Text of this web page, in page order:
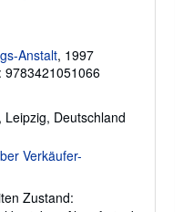
Anstalt, 1997
9783421051066
, Leipzig, Deutschland
Zustand: